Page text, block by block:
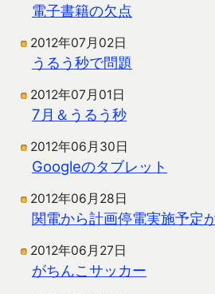
電子書籍の欠点
2012年07月02日
うるう秒で問題
2012年07月01日
7月＆うるう秒
2012年06月30日
Googleのタブレット
2012年06月28日
関電から計画停電実施予定
2012年06月27日
がちんこサッカー